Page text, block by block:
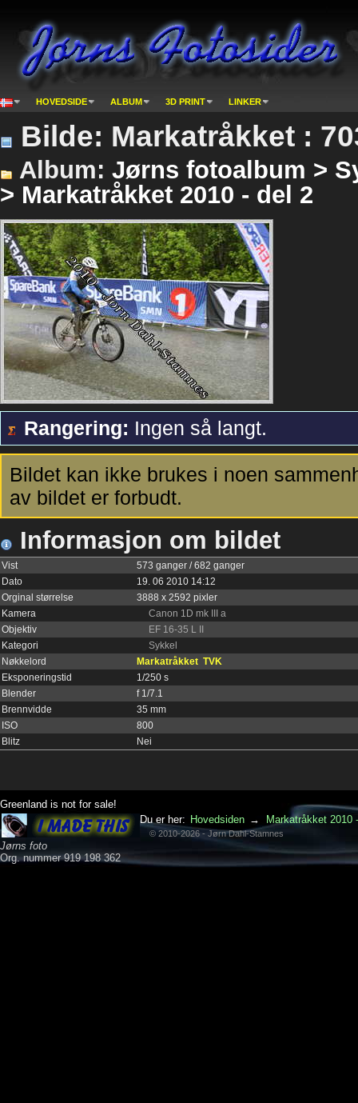
HOVEDSIDE ALBUM 3D PRINT LINKER
Bilde: Markatråkket :
Album: Jørns fotoalbum >
> Markatråkket 2010 - del 2
Rangering: Ingen så langt.
Bildet kan ikke brukes i noen
av bildet er forbudt.
Informasjon om bildet
Vist
573 ganger / 682 ganger
Dato
19. 06 2010 14:12
Orginal størrelse
3888 x 2592 pixler
Kamera
Canon 1D mk III a
Objektiv
EF 16-35 L II
Kategori
Sykkel
Nøkkelord
Markatråkket TVK
Eksponeringstid
1/250 s
Blender
f 1/7.1
Brennvidde
35 mm
ISO
800
Blitz
Nei
Greenland is not for sale!
Jørns foto
Org. nummer 919 198 362
Du er her: Hovedsiden → Markatråkket 2010
© 2010-2026 - Jørn Dahl-Stamnes